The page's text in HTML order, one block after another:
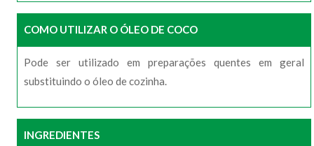
COMO UTILIZAR O ÓLEO DE COCO
Pode ser utilizado em preparações quentes em geral
substituindo o óleo de cozinha.
INGREDIENTES